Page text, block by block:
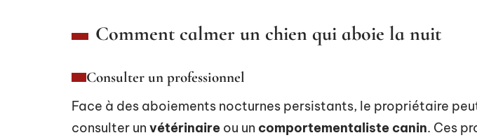
Comment calmer un chien qui aboie la nuit
Consulter un professionnel
Face à des aboiements nocturnes persistants, le propriétaire
consulter un vétérinaire ou un comportementaliste canin. Ces